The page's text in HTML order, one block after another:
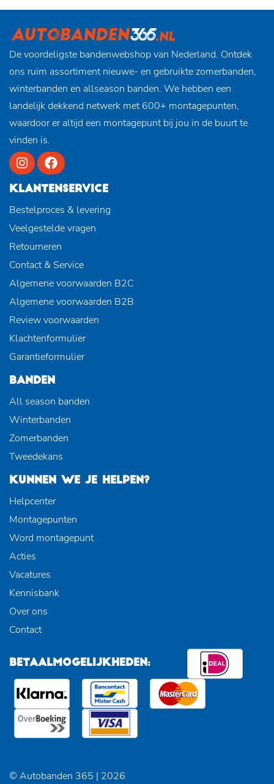
De voordeligste bandenwebshop van Nederland. Ontdek
ons ruim assortiment nieuwe- en gebruikte zomerbanden,
winterbanden en allseason banden. We hebben een
landelijk dekkend netwerk met 600+ montagepunten,
waardoor er altijd een montagepunt bij jou in de buurt te
vinden is.
KLANTENSERVICE
Bestelproces & levering
Veelgestelde vragen
Retourneren
Contact & Service
Algemene voorwaarden B2C
Algemene voorwaarden B2B
Review voorwaarden
Klachtenformulier
Garantieformulier
BANDEN
All season banden
Winterbanden
Zomerbanden
Tweedekans
KUNNEN WE JE HELPEN?
Helpcenter
Montagepunten
Word montagepunt
Acties
Vacatures
Kennisbank
Over ons
Contact
BETAALMOGELIJKHEDEN:
© Autobanden 365 | 2026